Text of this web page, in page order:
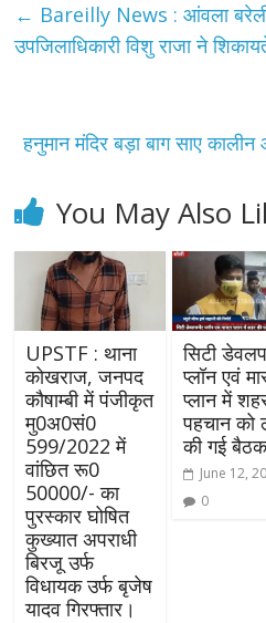
← Bareilly News : आंवला
उपजिलाधिकारी विशु राजा ने
हनुमान मंदिर बड़ा बाग साए
You May Also
UPSTF : थाना
कोखराज, जनपद
कौषाम्बी में पंजीकृत
मु0अ0सं0
599/2022 में
वांछित रू0
50000/- का
पुरस्कार घोषित
कुख्यात अपराधी
बिरजू उर्फ
विधायक उर्फ बृजेष
यादव गिरफ्तार।
सिटी
प्लॉन एवं
प्लान में
पहचान को
की गई बैठक
June 12,
0